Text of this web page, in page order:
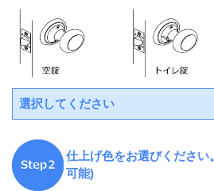
選択してください
仕上げ色をお選びくださ
可能)